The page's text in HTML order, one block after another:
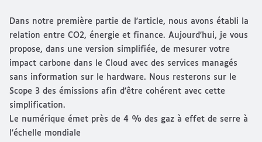
Dans notre première partie de l'article, nous avons établi la
relation entre CO2, énergie et finance. Aujourd'hui, je vous
propose, dans une version simplifiée, de mesurer votre
impact carbone dans le Cloud avec des services managés
sans information sur le hardware. Nous resterons sur le
Scope 3 des émissions afin d'être cohérent avec cette
simplification.
Le numérique émet près de 4 % des gaz à effet de serre à
l'échelle mondiale